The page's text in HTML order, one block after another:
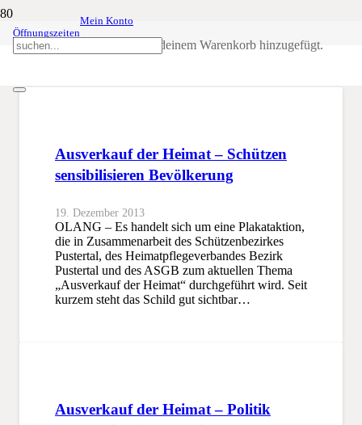
Öffnungszeiten
Mein Konto
wurde deinem Warenkorb hinzugefügt.
Ausverkauf der Heimat
Ausverkauf der Heimat – Schützen
sensibilisieren Bevölkerung
19. Dezember 2013
OLANG – Es handelt sich um eine Plakataktion,
die in Zusammenarbeit des Schützenbezirkes
Pustertal, des Heimatpflegeverbandes Bezirk
Pustertal und des ASGB zum aktuellen Thema
„Ausverkauf der Heimat“ durchgeführt wird. Seit
kurzem steht das Schild gut sichtbar…
Ausverkauf der Heimat – Politik